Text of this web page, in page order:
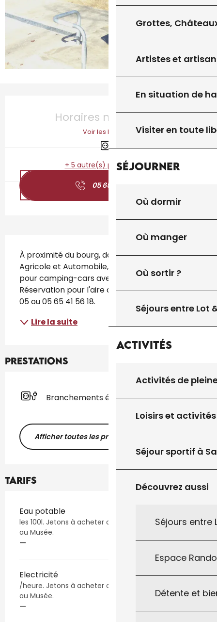
Grottes,
Artistes et
En situation de
Visiter en toute
Séjourner
Où dormir
Où manger
Où sortir ?
Séjours entre Lot
Activités
Activités de
Loisirs et activités
Séjour sportif à
Découvrez aussi
Séjours entre
Espace
Détente et
Horaires non définis
Voir les horaires
Branchements électriques
+ 5 autre(s) prestation(s)
05 65 41 56
À proximité du bourg, dans le cadre du Musée
Agricole et Automobile, aire d'étape gratuite
pour camping-cars avec aire de service.
Réservation pour l'aire d'étape au 06 81 09 98
05 ou 05 65 41 56 18.
Lire la suite
Prestations
Branchements électriques
Afficher toutes les prestations
Tarifs
Tarifs 2026
Eau potable
les 100l. Jetons à acheter chez les commerçants ou
au Musée.
—
Electricité
/heure. Jetons à acheter chez les commerçants ou
au Musée.
—